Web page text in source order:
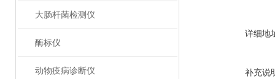
大肠杆菌检测仪
酶标仪
动物疫病诊断仪
详细地
补充说